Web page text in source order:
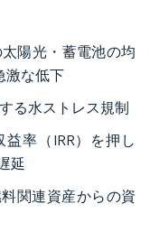
陽光・蓄電池の均
激な低下
る水ストレス規制
益率（IRR）を押し
延
関連資産からの資